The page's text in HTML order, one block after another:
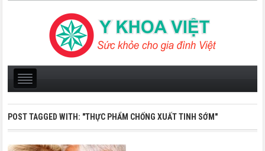
POST TAGGED WITH: "THỰC PHẨM CHỐNG XUẤT TINH SỚM"